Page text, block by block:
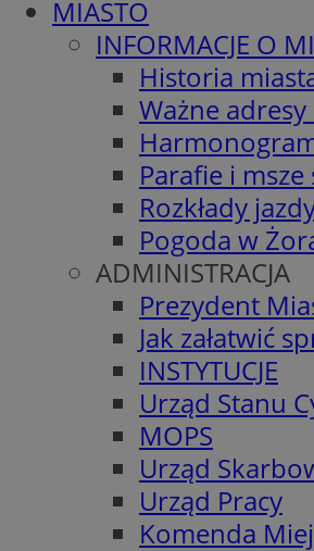
MIASTO
INFORMACJE O
Historia
Ważne
Parafie i
Rozkłady
Pogoda w
ADMINISTRACJA
Prezydent
Jak załatwić
INSTYTUCJE
Urząd Stanu
MOPS
Urząd
Urząd Pracy
Komenda